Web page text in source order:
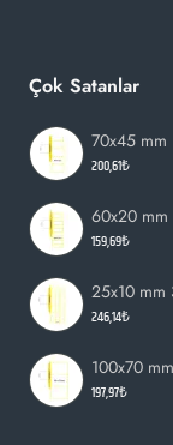
Çok Satanlar
70x45 mm
200,61₺
60x20 mm
159,69₺
25x10 mm
246,14₺
100x70
197,97₺